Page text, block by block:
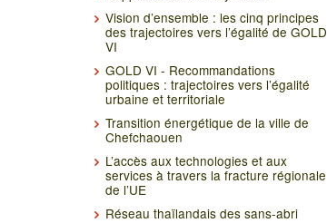
Vision d’ensemble : les cinq principes
des trajectoires vers l’égalité de GOLD
VI
GOLD VI - Recommandations
politiques : trajectoires vers l’égalité
urbaine et territoriale
Transition énergétique de la ville de
Chefchaouen
L’accès aux technologies et aux
services à travers la fracture régionale
de l’UE
Réseau thaïlandais des sans-abri